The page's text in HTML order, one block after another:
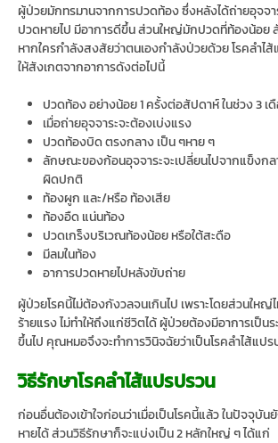
ผู้ป่วยมักทรมานจากการปวดท้อง ซึ่งหลังได้ถ่ายอุจจา
ปวดหายไป มีอาการดีขึ้น ส่วนใหญ่มักปวดที่ท้องน้อย
หากใครกำลังสงสัยว่าตนเองกำลังป่วยด้วย โรคลำไ
ให้สังเกตจากอาการดังต่อไปนี้
ปวดท้อง อย่างน้อย 1 ครั้งต่อสัปดาห์ ในช่วง 3 เ
เมื่อถ่ายอุจจาระจะต้องเบ่งแรง
ปวดท้องบิด ตรงกลาง เป็น ๆหาย ๆ
ลักษณะของก้อนอุจจาระจะเปลี่ยนไปจากแข็งกล
ผิดปกติ
ท้องผูก และ/หรือ ท้องเสีย
ท้องอืด แน่นท้อง
ปวดเกร็งบริเวณท้องน้อย หรือใต้สะดือ
มีลมในท้อง
อาการปวดหายไปหลังขับถ่าย
ผู้ป่วยโรคนี้ไม่ต้องกังวลจนเกินไป เพราะโดยส่วนใหญ่
ร้ายแรง ไม่ทำให้ถึงแก่ชีวิตได้ ผู้ป่วยต้องมีอาการเป็นร
ขึ้นไป คุณหมอจึงจะทำการวินิจฉัยว่าเป็นโรคลำไส้แปร
วิธีรักษาโรคลำไส้แปรปรวน
ก่อนอื่นต้องเข้าใจก่อนว่าเมื่อเป็นโรคนี้แล้ว ในปัจจุบัน
หายได้ ส่วนวิธีรักษาก็จะแบ่งเป็น 2 หลักใหญ่ ๆ ได้แก่